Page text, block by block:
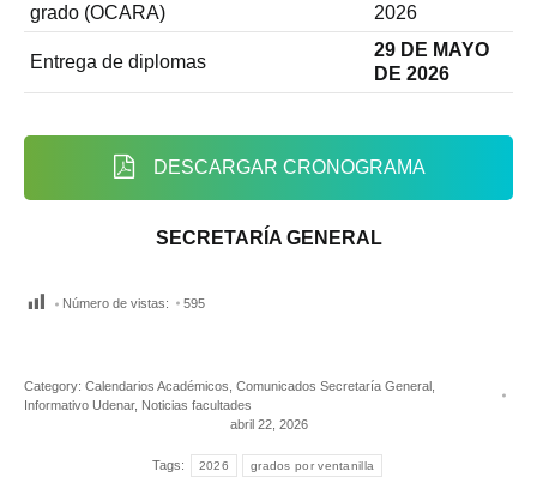
grado (OCARA)
2026
Entrega de diplomas
29 DE MAYO
DE 2026
DESCARGAR CRONOGRAMA
SECRETARÍA GENERAL
Número de vistas: 595
Category: Calendarios Académicos Comunicados Secretaría General
Informativo Udenar, Noticias facultades
abril 22, 2026
Tags: 2026 grados por ventanilla